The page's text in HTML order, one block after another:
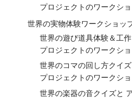
プロジェクトのワークシ
世界の実物体験ワークショッ
世界の遊び道具体験＆工
プロジェクトのワークシ
世界のコマの回し方クイ
プロジェクトのワークシ
世界の楽器の音クイズと